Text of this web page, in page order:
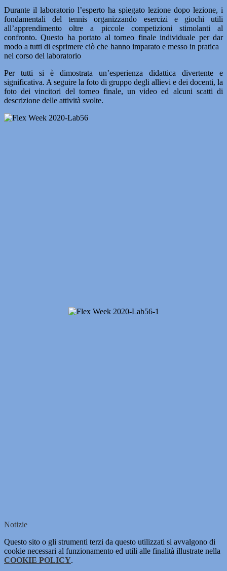
Durante il laboratorio l’esperto ha spiegato lezione dopo lezione, i
fondamentali del tennis organizzando esercizi e giochi utili
all’apprendimento oltre a piccole competizioni stimolanti al
confronto. Questo ha portato al torneo finale individuale per dar
modo a tutti di esprimere ciò che hanno imparato e messo in pratica
nel corso del laboratorio
Per tutti si è dimostrata un’esperienza didattica divertente e
significativa. A seguire la foto di gruppo degli allievi e dei docenti, la
foto dei vincitori del torneo finale, un video ed alcuni scatti di
descrizione delle attività svolte.
Notizie
Questo sito o gli strumenti terzi da questo utilizzati si avvalgono di
cookie necessari al funzionamento ed utili alle finalità illustrate nella
COOKIE POLICY.